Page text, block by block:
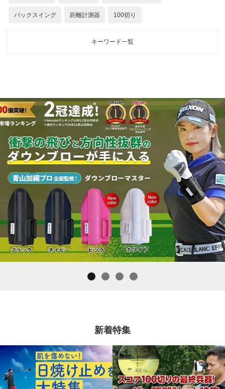
バックスイング 距離計測器 100切り
キーワード一覧
新着特集